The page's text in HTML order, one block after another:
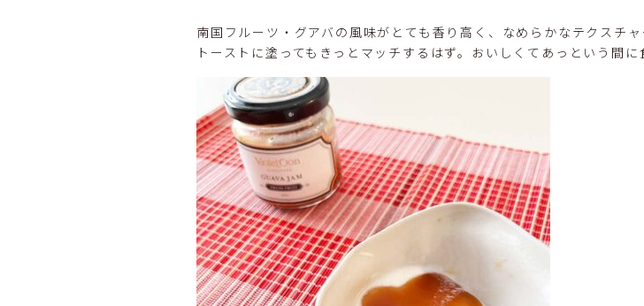
南国フルーツ・グアバの風味がとても香り高く、なめらかなテクスチ
トーストに塗ってもきっとマッチするはず。おいしくてあっという間に